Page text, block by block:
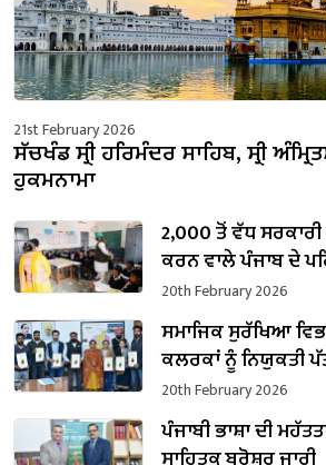
21st February 2026
ਸੱਚਖੰਡ ਸ੍ਰੀ ਹਰਿਮੰਦਰ ਸਾਹਿਬ, ਸ੍ਰੀ
ਹੁਕਮਨਾਮਾ
2,000 ਤੋਂ ਵੱਧ
ਕਰਨ ਵਾਲੇ ਪੰਜਾਬ ਦੇ
ਹਰਜੋਤ ਸਿੰਘ ਬੈਂਸ
20th February 2026
ਸਮਾਜਿਕ ਸੁਰੱਖਿਆ
ਕਲਰਕਾਂ ਨੂੰ ਨਿਯੁਕਤੀ
20th February 2026
ਪੰਜਾਬੀ ਭਾਸ਼ਾ ਦੀ